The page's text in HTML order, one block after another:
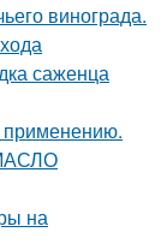
винограда.
саженца
на